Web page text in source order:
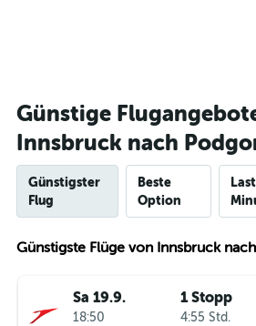
Günstige
Innsbruck nach
Günstigster
Flug
Beste
Option
Günstigste Flüge von Innsbruck
Sa 19.9.
18:50
1 Stopp
4:55 Std.